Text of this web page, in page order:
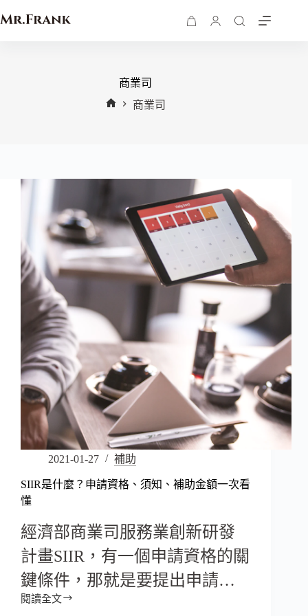
商業司
商業司
2021-01-27 補助
SIIR是什麼？申請資格、須知、補助金額一次看
懂
經濟部商業司服務業創新研發
計畫SIIR，有一個申請資格的關
鍵條件，那就是要提出申請…
閱讀全文